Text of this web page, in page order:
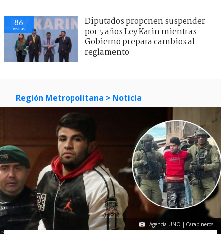
86
visitas
Diputados proponen suspender
por 5 años Ley Karin mientras
Gobierno prepara cambios al
reglamento
Región Metropolitana > Noticia
Agencia UNO | Carabineros